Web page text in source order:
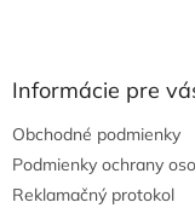
Informácie pre
Obchodné podmienky
Podmienky ochrany
Reklamačný protokol